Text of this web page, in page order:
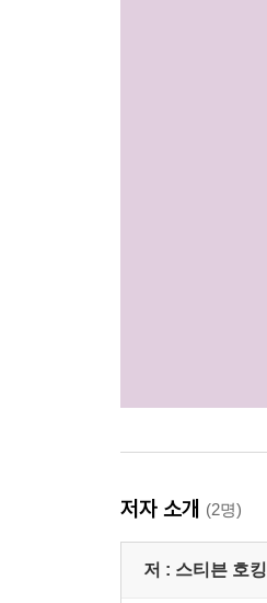
저자 소개 (2명)
저 : 스티븐 호킹